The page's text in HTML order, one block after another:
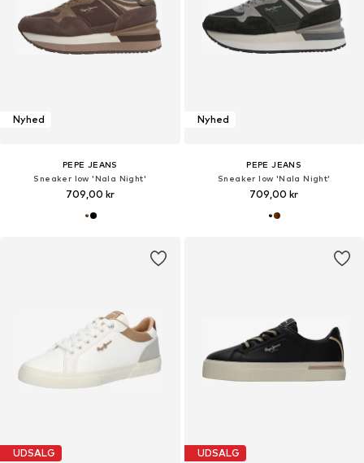
Nyhed
PEPE JEANS
Sneaker low 'Nala Night'
709,00 kr
Nyhed
PEPE JEANS
Sneaker low 'Nala Night'
709,00 kr
UDSALG UDSALG